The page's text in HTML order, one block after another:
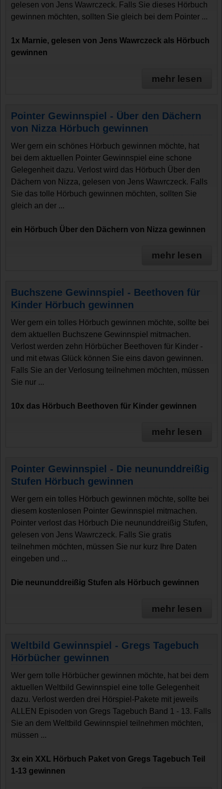
gelesen von Jens Wawrczeck. Falls Sie dieses Hörbuch
gewinnen möchten, sollten Sie gleich bei dem Pointer ...
1x Marnie, gelesen von Jens Wawrczeck als Hörbuch
gewinnen
mehr lesen
Pointer Gewinnspiel - Über den Dächern
von Nizza Hörbuch gewinnen
Wer gern ein schönes Hörbuch gewinnen möchte, hat
bei dem aktuellen Pointer Gewinnspiel eine schone
Gelegenheit dazu. Verlost wird das Hörbuch Über den
Dächern von Nizza, gelesen von Jens Wawrczeck. Falls
Sie das tolle Hörbuch gewinnen möchten, sollten Sie
gleich an der ...
ein Hörbuch Über den Dächern von Nizza gewinnen
mehr lesen
Buchszene Gewinnspiel - Beethoven für
Kinder Hörbuch gewinnen
Wer gern ein tolles Hörbuch gewinnen möchte, sollte bei
dem aktuellen Buchszene Gewinnspiel mitmachen.
Verlost werden zehn Hörbücher Beethoven für Kinder -
und mit etwas Glück können Sie eins davon gewinnen.
Falls Sie an der Verlosung teilnehmen möchten, müssen
Sie nur ...
10x das Hörbuch Beethoven für Kinder gewinnen
mehr lesen
Pointer Gewinnspiel - Die neununddreißig
Stufen Hörbuch gewinnen
Wer gern ein tolles Hörbuch gewinnen möchte, sollte bei
diesem kostenlosen Pointer Gewinnspiel mitmachen.
Pointer verlost das Hörbuch Die neununddreißig Stufen,
gelesen von Jens Wawrczeck. Falls Sie gratis
teilnehmen möchten, müssen Sie nur kurz Ihre Daten
eingeben und ...
Die neununddreißig Stufen als Hörbuch gewinnen
mehr lesen
Weltbild Gewinnspiel - Gregs Tagebuch
Hörbücher gewinnen
Wer gern tolle Hörbücher gewinnen möchte, hat bei dem
aktuellen Weltbild Gewinnspiel eine tolle Gelegenheit
dazu. Verlost werden drei Hörspiel-Pakete mit jeweils
ALLEN Episoden von Gregs Tagebuch Band 1 - 13. Falls
Sie an dem Weltbild Gewinnspiel teilnehmen möchten,
müssen ...
3x ein XXL Hörbuch Paket von Gregs Tagebuch Teil
1-13 gewinnen